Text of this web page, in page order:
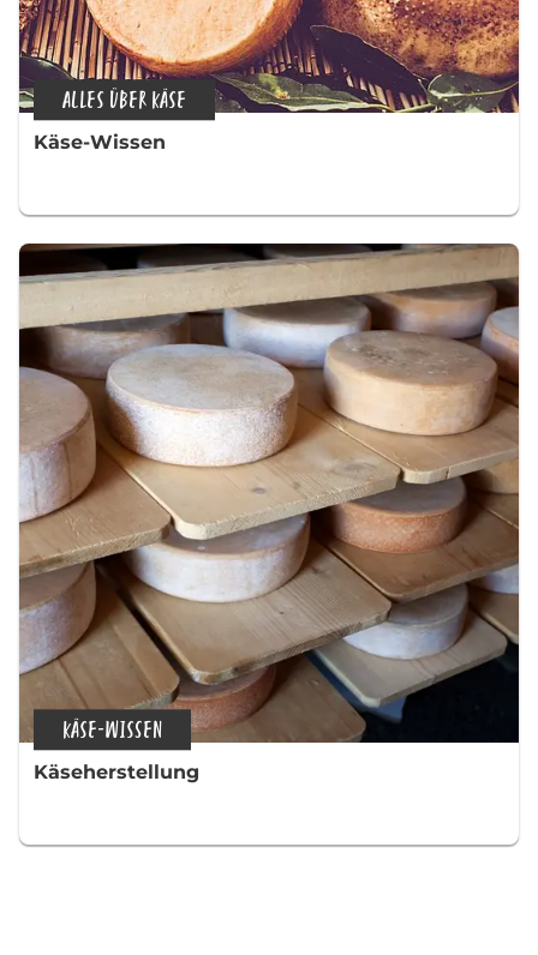
ALLES ÜBER KÄSE
Käse-Wissen
KÄSE-WISSEN
Käseherstellung